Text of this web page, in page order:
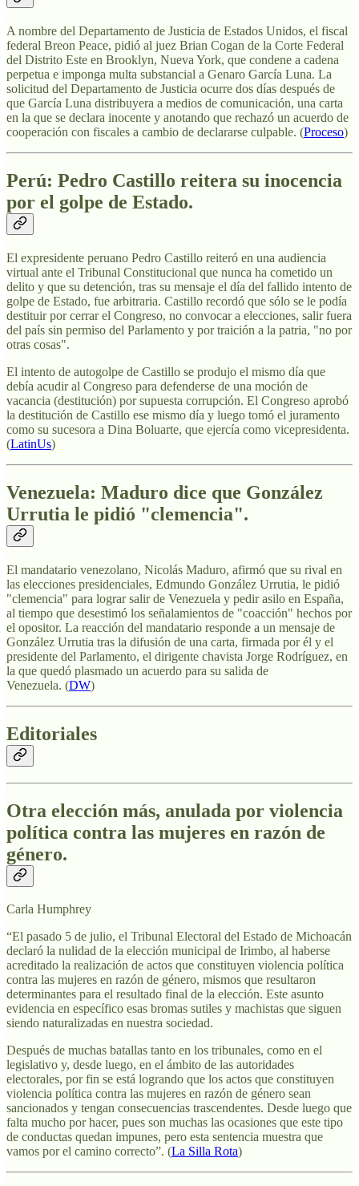
A nombre del Departamento de Justicia de Estados Unidos, el fiscal
federal Breon Peace, pidió al juez Brian Cogan de la Corte Federal
del Distrito Este en Brooklyn, Nueva York, que condene a cadena
perpetua e imponga multa substancial a Genaro García Luna. La
solicitud del Departamento de Justicia ocurre dos días después de
que García Luna distribuyera a medios de comunicación, una carta
en la que se declara inocente y anotando que rechazó un acuerdo de
cooperación con fiscales a cambio de declararse culpable. (Proceso)
Perú: Pedro Castillo reitera su inocencia
por el golpe de Estado.
El expresidente peruano Pedro Castillo reiteró en una audiencia
virtual ante el Tribunal Constitucional que nunca ha cometido un
delito y que su detención, tras su mensaje el día del fallido intento de
golpe de Estado, fue arbitraria. Castillo recordó que sólo se le podía
destituir por cerrar el Congreso, no convocar a elecciones, salir fuera
del país sin permiso del Parlamento y por traición a la patria, "no por
otras cosas".
El intento de autogolpe de Castillo se produjo el mismo día que
debía acudir al Congreso para defenderse de una moción de
vacancia (destitución) por supuesta corrupción. El Congreso aprobó
la destitución de Castillo ese mismo día y luego tomó el juramento
como su sucesora a Dina Boluarte, que ejercía como vicepresidenta.
(LatinUs)
Venezuela: Maduro dice que González
Urrutia le pidió "clemencia".
El mandatario venezolano, Nicolás Maduro, afirmó que su rival en
las elecciones presidenciales, Edmundo González Urrutia, le pidió
"clemencia" para lograr salir de Venezuela y pedir asilo en España,
al tiempo que desestimó los señalamientos de "coacción" hechos por
el opositor. La reacción del mandatario responde a un mensaje de
González Urrutia tras la difusión de una carta, firmada por él y el
presidente del Parlamento, el dirigente chavista Jorge Rodríguez, en
la que quedó plasmado un acuerdo para su salida de
Venezuela. (DW)
Editoriales
Otra elección más, anulada por violencia
política contra las mujeres en razón de
género.
Carla Humphrey
“El pasado 5 de julio, el Tribunal Electoral del Estado de Michoacán
declaró la nulidad de la elección municipal de Irimbo, al haberse
acreditado la realización de actos que constituyen violencia política
contra las mujeres en razón de género, mismos que resultaron
determinantes para el resultado final de la elección. Este asunto
evidencia en específico esas bromas sutiles y machistas que siguen
siendo naturalizadas en nuestra sociedad.
Después de muchas batallas tanto en los tribunales, como en el
legislativo y, desde luego, en el ámbito de las autoridades
electorales, por fin se está logrando que los actos que constituyen
violencia política contra las mujeres en razón de género sean
sancionados y tengan consecuencias trascendentes. Desde luego que
falta mucho por hacer, pues son muchas las ocasiones que este tipo
de conductas quedan impunes, pero esta sentencia muestra que
vamos por el camino correcto”. (La Silla Rota)